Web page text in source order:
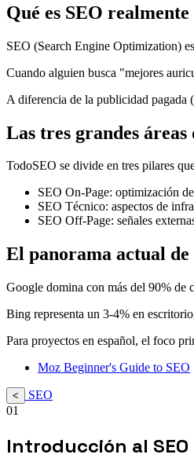
Qué es SEO realmente
SEO (Search Engine Optimization)
Cuando alguien busca "mejores
A diferencia de la publicidad pagada
Las tres grandes áreas
TodoSEO se divide en tres pilares
SEO On-Page: optimización
SEO Técnico: aspectos de
SEO Off-Page: señales
El panorama actual de
Google domina con más del 90% de
Bing representa un 3-4% en
Para proyectos en español, el foco
Moz Beginner's Guide to SEO
<
SEO
01
Introducción al SEO